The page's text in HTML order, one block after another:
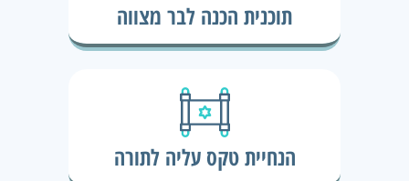
תוכנית הכנה לבר מצווה
הנחיית טקס עליה לתורה